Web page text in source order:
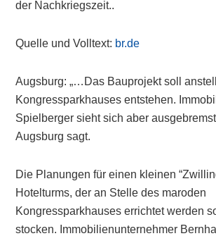
der Nachkriegszeit..
Quelle und Volltext: br.de
Augsburg: „…Das Bauprojekt soll
Kongressparkhauses entstehen.
Spielberger sieht sich aber
Augsburg sagt.
Die Planungen für einen kleinen
Hotelturms, der an Stelle des maroden
Kongressparkhauses errichtet werden
stocken. Immobilienunternehmer